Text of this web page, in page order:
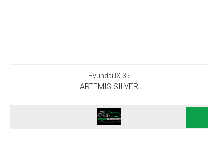
Hyundai IX 35
ARTEMIS SILVER